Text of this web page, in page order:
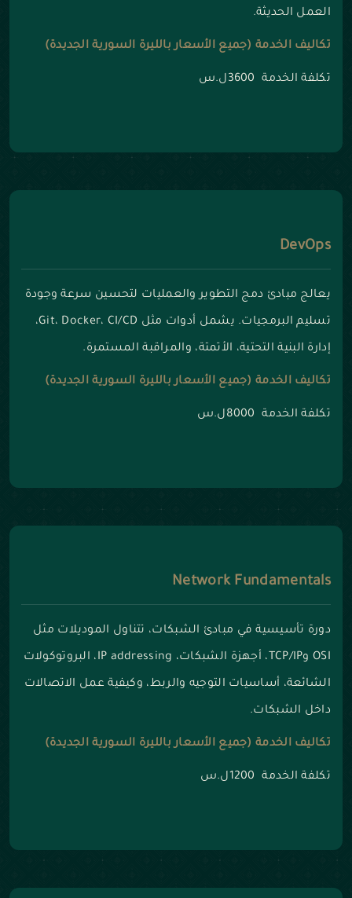
العمل الحديثة.
تكاليف الخدمة (جميع الأسعار بالليرة السورية الجديدة)
تكلفة الخدمة 3600ل.س
DevOps
يعالج مبادئ دمج التطوير والعمليات لتحسين سرعة وجودة
تسليم البرمجيات. يشمل أدوات مثل Git، Docker، CI/CD،
إدارة البنية التحتية، الأتمتة، والمراقبة المستمرة.
تكاليف الخدمة (جميع الأسعار بالليرة السورية الجديدة)
تكلفة الخدمة 8000ل.س
Network Fundamentals
دورة تأسيسية في مبادئ الشبكات، تتناول الموديلات مثل
OSI وTCP/IP، أجهزة الشبكات، IP addressing، البروتوكولات
الشائعة، أساسيات التوجيه والربط، وكيفية عمل الاتصالات
داخل الشبكات.
تكاليف الخدمة (جميع الأسعار بالليرة السورية الجديدة)
تكلفة الخدمة 1200ل.س